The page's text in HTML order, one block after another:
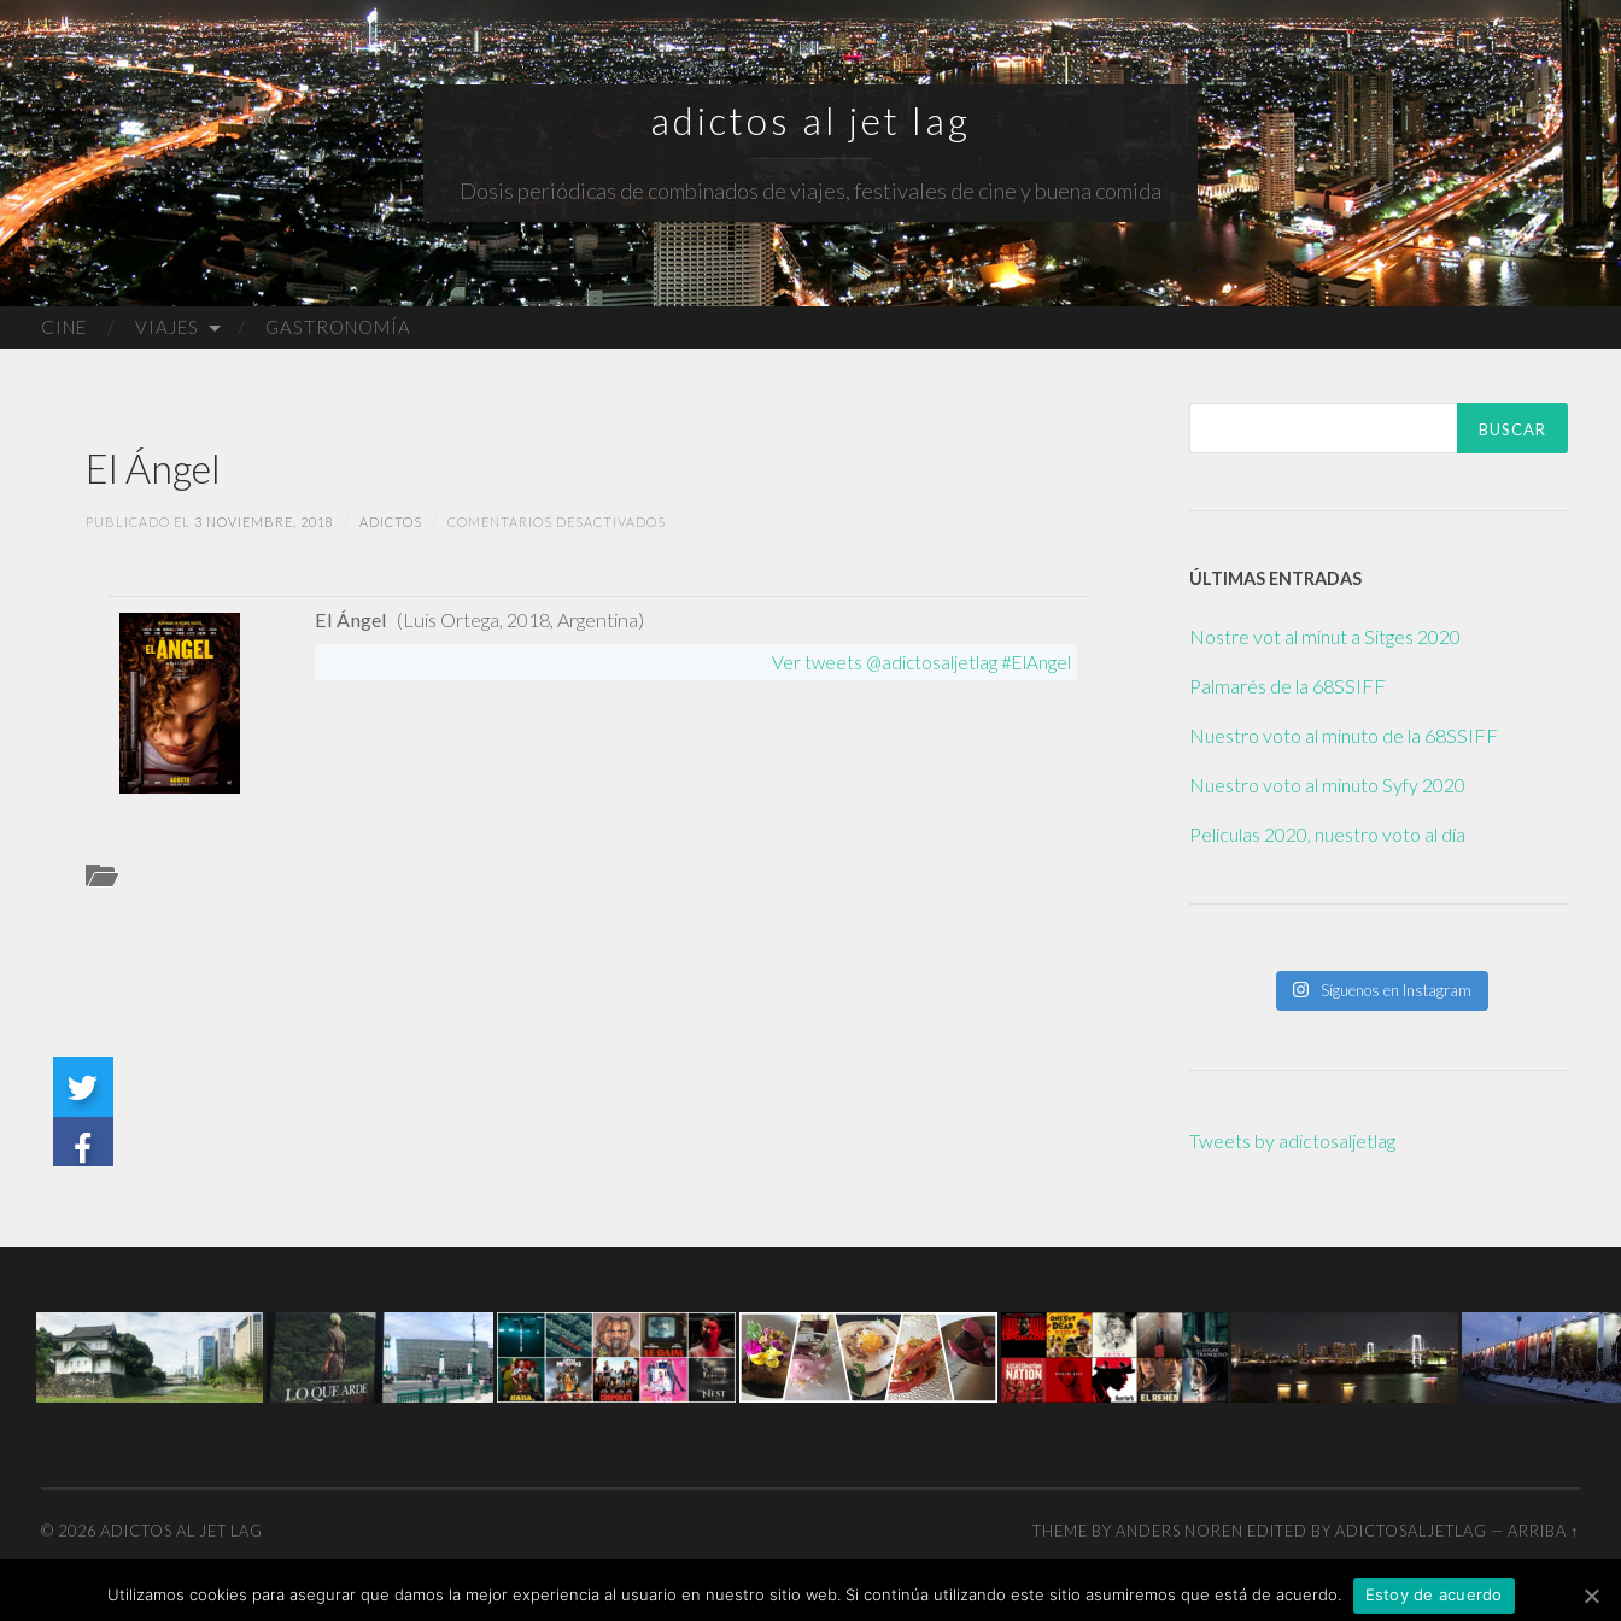
adictos al jet lag
Dosis periódicas de combinados de viajes, festivales de cine y buena comida
CINE VIAJES GASTRONOMÍA
El Ángel
PUBLICADO EL 3 NOVIEMBRE, 2018 ADICTOS COMENTARIOS DESACTIVADOSEN
El Ángel (Luis Ortega, 2018, Argentina)
Ver tweets @adictosaljetlag #ElAngel
ÚLTIMAS ENTRADAS
Nostre vot al minut a Sitges 2020
Palmarés de la 68SSIFF
Nuestro voto al minuto de la 68SSIFF
Nuestro voto al minuto Syfy 2020
Películas 2020, nuestro voto al día
Síguenos en Instagram
Tweets by adictosaljetlag
© 2026 ADICTOS AL JET LAG THEME BYANDERS NOREN EDITED BY ADICTOSALJETLAG —ARRIBA ↑
Utilizamos cookies para asegurar que damos la mejor experiencia al usuario en nuestro sitio web. Si continúa utilizando este sitio asumiremos que está de acuerdo. Estoy de acuerdo